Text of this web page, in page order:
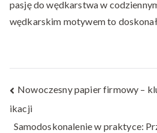
pasję do wędkarstwa w
wędkarskim motywem to
Nawigacja
wpisu
Nowoczesny papier firmowy –
ikacji
Samodoskonalenie w praktyce: